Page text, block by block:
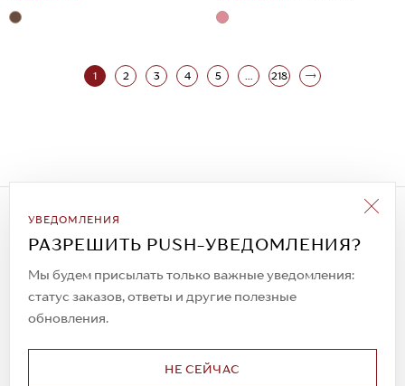
1 2 3 4 5 ... 218
УВЕДОМЛЕНИЯ
РАЗРЕШИТЬ PUSH-УВЕДОМЛЕНИЯ?
Мы будем присылать только важные уведомления:
статус заказов, ответы и другие полезные
обновления.
НЕ СЕЙЧАС
Подписаться на рассылку
Всегда будьте в курсе новых акций и
спецпредложений!
© 2023. AIT Shoes
Все права защищены